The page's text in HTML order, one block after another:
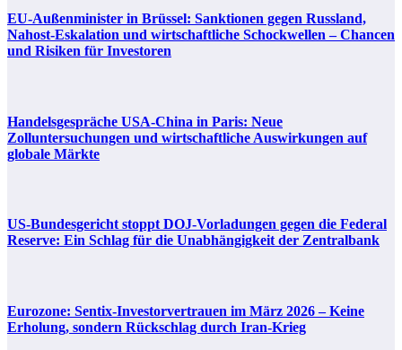
EU-Außenminister in Brüssel: Sanktionen gegen Russland,
Nahost-Eskalation und wirtschaftliche Schockwellen – Chancen
und Risiken für Investoren
Handelsgespräche USA-China in Paris: Neue
Zolluntersuchungen und wirtschaftliche Auswirkungen auf
globale Märkte
US-Bundesgericht stoppt DOJ-Vorladungen gegen die Federal
Reserve: Ein Schlag für die Unabhängigkeit der Zentralbank
Eurozone: Sentix-Investorvertrauen im März 2026 – Keine
Erholung, sondern Rückschlag durch Iran-Krieg